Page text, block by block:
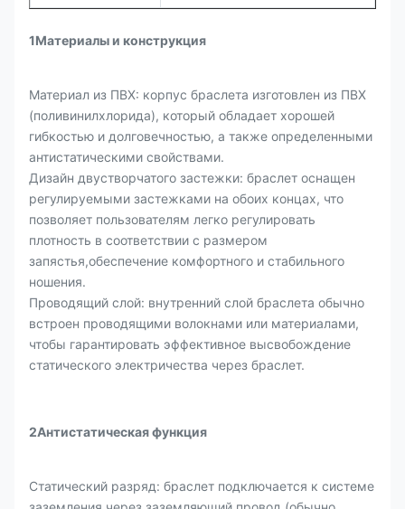
1Материалы и конструкция
Материал из ПВХ: корпус браслета изготовлен из ПВХ
(поливинилхлорида), который обладает хорошей
гибкостью и долговечностью, а также определенными
антистатическими свойствами.
Дизайн двустворчатого застежки: браслет оснащен
регулируемыми застежками на обоих концах, что
позволяет пользователям легко регулировать
плотность в соответствии с размером
запястья,обеспечение комфортного и стабильного
ношения.
Проводящий слой: внутренний слой браслета обычно
встроен проводящими волокнами или материалами,
чтобы гарантировать эффективное высвобождение
статического электричества через браслет.
2Антистатическая функция
Статический разряд: браслет подключается к системе